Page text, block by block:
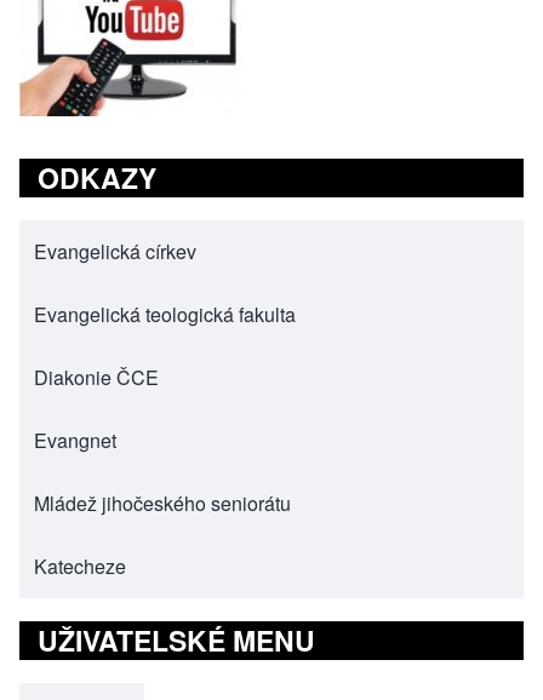
ODKAZY
Evangelická církev
(opens in new tab)
Evangelická teologická fakulta
(opens in new tab)
Diakonie ČCE
(opens in new tab)
Evangnet
(opens in new tab)
Mládež jihočeského seniorátu
(opens in new tab)
Katecheze
(opens in new tab)
UŽIVATELSKÉ MENU